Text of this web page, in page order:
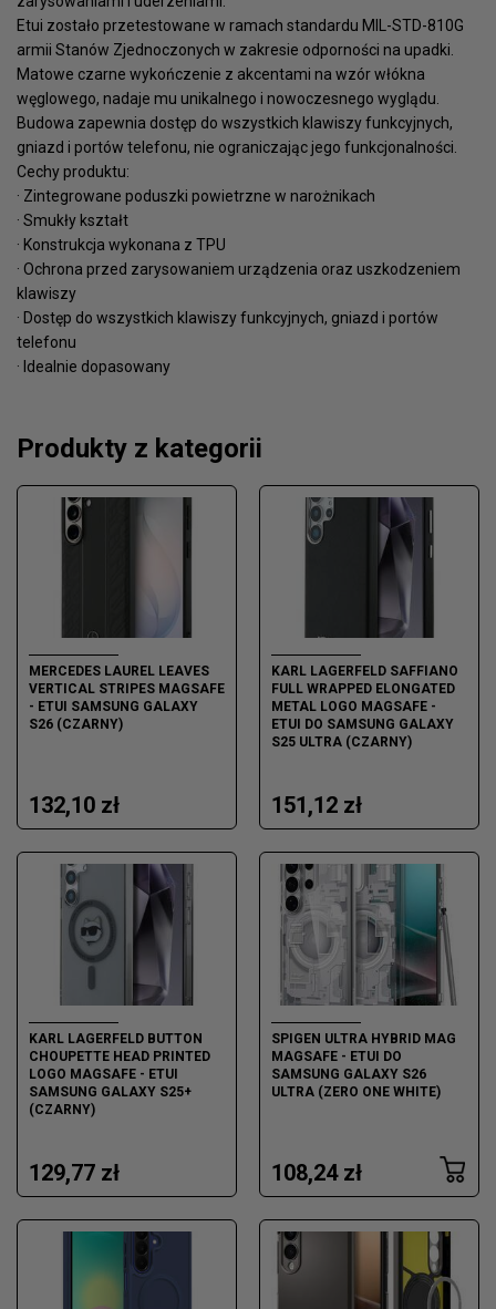
Etui zostało przetestowane w ramach standardu MIL-STD-810G
armii Stanów Zjednoczonych w zakresie odporności na upadki.
Matowe czarne wykończenie z akcentami na wzór włókna
węglowego, nadaje mu unikalnego i nowoczesnego wyglądu.
Budowa zapewnia dostęp do wszystkich klawiszy funkcyjnych,
gniazd i portów telefonu, nie ograniczając jego funkcjonalności.
Cechy produktu:
· Zintegrowane poduszki powietrzne w narożnikach
· Smukły kształt
· Konstrukcja wykonana z TPU
· Ochrona przed zarysowaniem urządzenia oraz uszkodzeniem
klawiszy
· Dostęp do wszystkich klawiszy funkcyjnych, gniazd i portów
telefonu
· Idealnie dopasowany
Produkty z kategorii
MERCEDES LAUREL LEAVES
VERTICAL STRIPES MAGSAFE
- ETUI SAMSUNG GALAXY
S26 (CZARNY)
132,10 zł
KARL LAGERFELD SAFFIANO
FULL WRAPPED ELONGATED
METAL LOGO MAGSAFE -
ETUI DO SAMSUNG GALAXY
S25 ULTRA (CZARNY)
151,12 zł
KARL LAGERFELD BUTTON
CHOUPETTE HEAD PRINTED
LOGO MAGSAFE - ETUI
SAMSUNG GALAXY S25+
(CZARNY)
129,77 zł
SPIGEN ULTRA HYBRID MAG
MAGSAFE - ETUI DO
SAMSUNG GALAXY S26
ULTRA (ZERO ONE WHITE)
108,24 zł